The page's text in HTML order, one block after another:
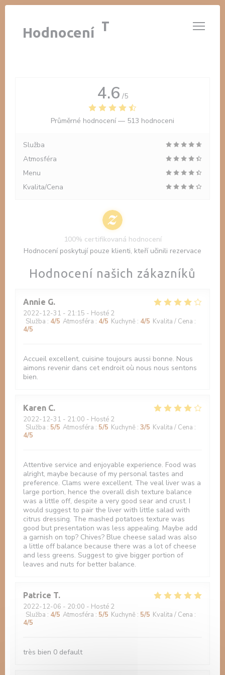
Panel pro správu cookies
LE 14 JUILLET
Hodnocení
Hodnocení našich zákazníků
Annie G
2022-12-31 - 21:15 - Hosté 2
Služba : 4/5 Atmosféra : 4/5 Kuchyně : 4/5 Kvalita / Cena :
4/5
Accueil excellent, cuisine toujours aussi bonne. Nous
aimons revenir dans cet endroit où nous nous sentons
bien.
Karen C
2022-12-31 - 21:00 - Hosté 2
Služba : 5/5 Atmosféra : 5/5 Kuchyně : 3/5 Kvalita / Cena :
4/5
Attentive service and enjoyable experience. Food was
alright, maybe because of my personal tastes and
preference. Clams were excellent. The veal liver was a
large portion, hence the overall dish texture balance
was a little off, despite a very good sear and crust. I
would suggest to pair the liver with little salad with
citrus dressing. The mashed potatoes texture was
good but presentation was less appealing. Maybe add
a garnish on top? Chives? Blue cheese salad was also
a little off balance because there was a lot of cheese
and less greens. Suggest to give bigger portion of
leaves and nuts for better balance.
Patrice T
2022-12-06 - 20:00 - Hosté 2
Služba : 4/5 Atmosféra : 5/5 Kuchyně : 5/5 Kvalita / Cena :
4/5
très bien 0 default
4.6 /5
Průměrné hodnocení — 513 hodnoceni
Služba
Atmosféra
Menu
Kvalita/Cena
100% certifikovaná hodnocení
Hodnocení poskytují pouze klienti, kteří učinili rezervace